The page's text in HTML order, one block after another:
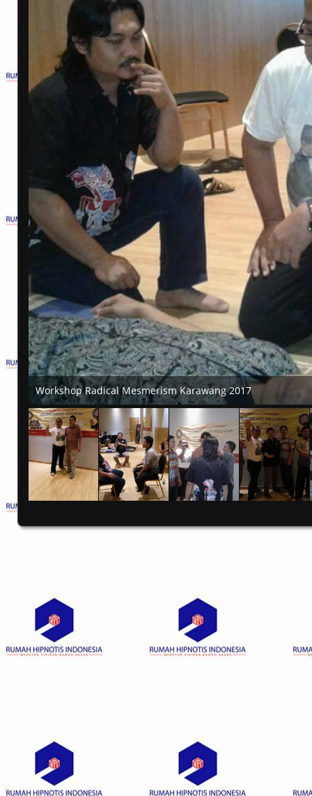
Workshop Radical Mesmerism Karawang 2017